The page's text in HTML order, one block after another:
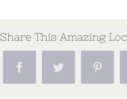
Share This Amazing
FacebookTwitter